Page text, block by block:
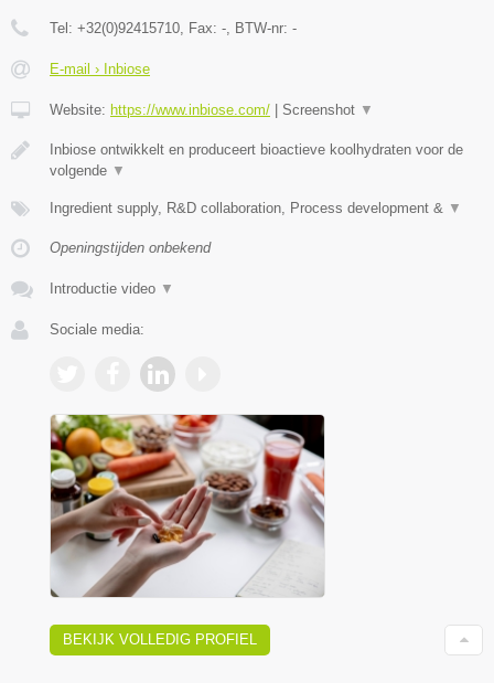
Tel: +32(0)92415710 , Fax: - , BTW-nr: -
E-mail › Inbiose
Website: https://www.inbiose.com/ Screenshot ▼
Inbiose ontwikkelt en produceert bioactieve koolhydraten voor de
volgende ▼
Ingredient supply, R&D collaboration, Process development & ▼
Openingstijden onbekend
Introductie video ▼
Sociale media:
BEKIJK VOLLEDIG PROFIEL